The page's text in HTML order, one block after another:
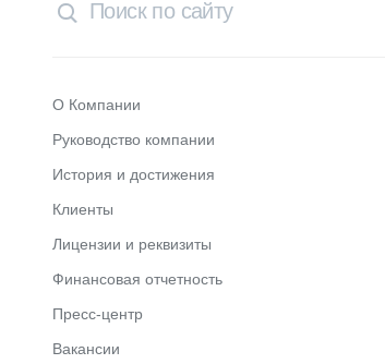
О Компании
Руководство компании
История и достижения
Клиенты
Лицензии и реквизиты
Финансовая отчетность
Пресс-центр
Вакансии